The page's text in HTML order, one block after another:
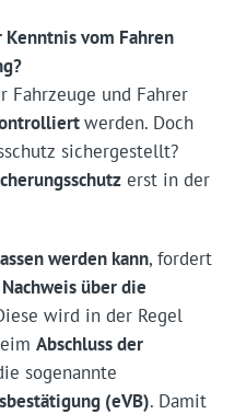
vom Fahren
Fahrzeuge und Fahrer
werden. Doch
sichergestellt?
erst in der
werden kann, fordert
Nachweis über die
wird in der Regel
Abschluss der
sogenannte
(eVB). Damit